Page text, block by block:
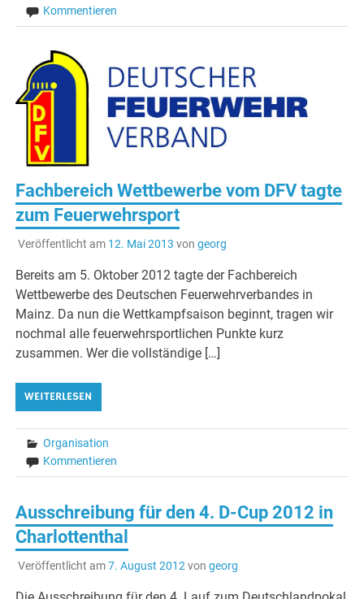
Kommentieren
Fachbereich Wettbewerbe vom DFV tagte
zum Feuerwehrsport
Veröffentlicht am 12. Mai 2013 von georg
Bereits am 5. Oktober 2012 tagte der Fachbereich
Wettbewerbe des Deutschen Feuerwehrverbandes in
Mainz. Da nun die Wettkampfsaison beginnt, tragen wir
nochmal alle feuerwehrsportlichen Punkte kurz
zusammen. Wer die vollständige […]
WEITERLESEN
Organisation
Kommentieren
Ausschreibung für den 4. D-Cup 2012 in
Charlottenthal
Veröffentlicht am7. August 2012 von georg